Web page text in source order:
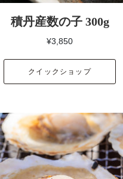
積丹産数の子 300g
¥3,850
クイックショップ